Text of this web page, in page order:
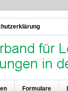
Formulare